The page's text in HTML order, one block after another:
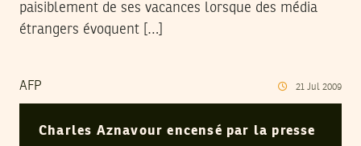
paisiblement de ses vacances lorsque des média
étrangers évoquent […]
AFP 21 Jul 2009
Charles Aznavour encensé par la presse